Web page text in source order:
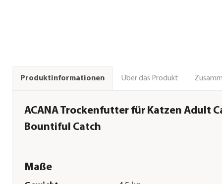
Produktinformationen Über das Produkt
ACANA Trockenfutter für Katzen Adult
Bountiful Catch
Maße